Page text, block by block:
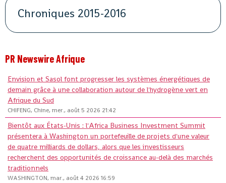
Chroniques 2015-2016
PR Newswire Afrique
Envision et Sasol font progresser les systèmes énergétiques de
demain grâce à une collaboration autour de l'hydrogène vert en
Afrique du Sud
CHIFENG, Chine, mer., août 5 2026 21:42
Bientôt aux États-Unis : l'Africa Business Investment Summit
présentera à Washington un portefeuille de projets d'une valeur
de quatre milliards de dollars, alors que les investisseurs
recherchent des opportunités de croissance au-delà des marchés
traditionnels
WASHINGTON, mar., août 4 2026 16:59